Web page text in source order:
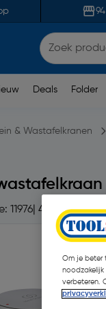
Deals Folder
& Wastafelkranen
11976 | 4.8
Om je beter
verbeteren.